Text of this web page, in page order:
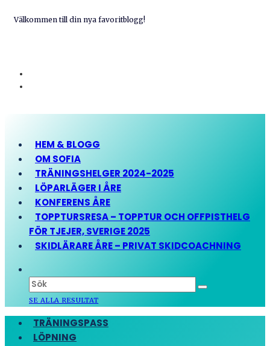
Välkommen till din nya favoritblogg!
HEM & BLOGG
OM SOFIA
TRÄNINGSHELGER 2024-2025
LÖPARLÄGER I ÅRE
KONFERENS ÅRE
TOPPTURSRESA – TOPPTUR OCH OFFPISTHELG
FÖR TJEJER, SVERIGE 2025
SKIDLÄRARE ÅRE – PRIVAT SKIDCOACHNING
SE ALLA RESULTAT
TRÄNINGSPASS
LÖPNING